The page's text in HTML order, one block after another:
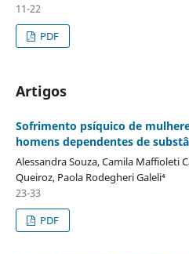
11-22
PDF
Artigos
Sofrimento psíquico de
homens dependentes de
Alessandra Souza, Camila Maffioleti
Queiroz, Paola Rodegheri Galeli⁴
23-33
PDF